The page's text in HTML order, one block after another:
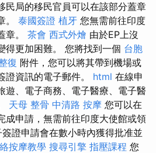
民局的移民官員可以在該部分蓋章
。 泰國簽證 植牙 您無需前往印度
章。 茶會 西式外燴 由於EP上沒
得更加困難。 您將找到一個 台胞
復 附件，您可以將其帶到機場或
證資訊的電子郵件。 html 在線申
遊、電子商務、電子醫療、電子醫
天母 整骨 中清路 按摩 您可以在
成申請，無需前往印度大使館或領
證申請會在數小時內獲得批准並
按摩教學 搜尋引擎 指壓課程 您